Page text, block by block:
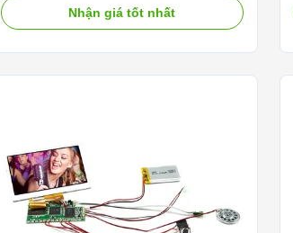
mini display, 2.4”, used in Video Business
Cards). It can be used in any embedded
Nhận giá tốt nhất